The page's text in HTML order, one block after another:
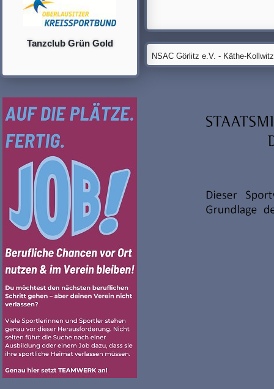
NSAC Görlitz e.V. - Käthe-
Tanzclub Grün Gold